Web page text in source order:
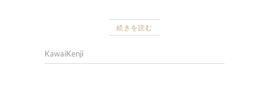
続きを読む
KawaiKenji